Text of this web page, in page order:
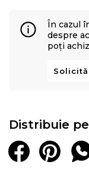
În cazul
despre
poți
Distribuie pe